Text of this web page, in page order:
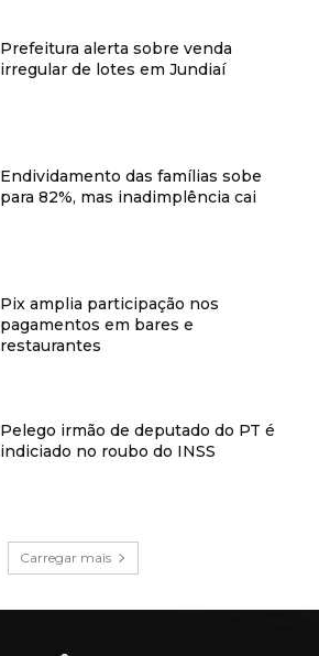
Prefeitura alerta sobre venda
irregular de lotes em Jundiaí
Endividamento das famílias sobe
para 82%, mas inadimplência cai
Pix amplia participação nos
pagamentos em bares e
restaurantes
Pelego irmão de deputado do PT é
indiciado no roubo do INSS
Carregar mais